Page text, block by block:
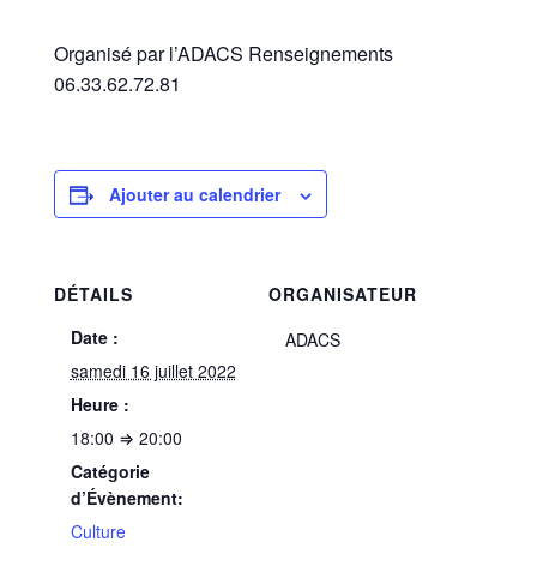
Organisé par l’ADACS Renseignements
06.33.62.72.81
Ajouter au calendrier
DÉTAILS
Date :
samedi 16 juillet 2022
Heure :
18:00 ⇒ 20:00
Catégorie
d’Évènement:
Culture
ORGANISATEUR
ADACS